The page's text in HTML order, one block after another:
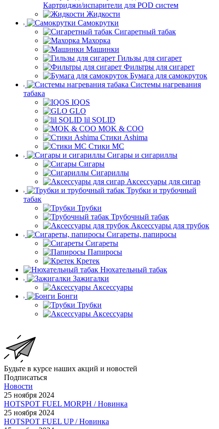
Картриджи/испарители для POD систем
Жидкости
Самокрутки
Сигаретный табак
Махорка
Машинки
Гильзы для сигарет
Фильтры для сигарет
Бумага для самокруток
Системы нагревания
табака
IQOS
GLO
lil SOLID
MOK & COO
Стики Ashima
Стики MC
Сигары и сигариллы
Сигары
Сигариллы
Аксессуары для сигар
Трубки и трубочный
табак
Трубки
Трубочный табак
Аксессуары для трубок
Сигареты, папиросы
Сигареты
Папиросы
Кретек
Нюхательный табак
Зажигалки
Аксессуары
Бонги
Трубки
Аксессуары
Будьте в курсе наших акций и новостей
Подписаться
Новости
25 ноября 2024
HOTSPOT FUEL MORPH / Новинка
25 ноября 2024
HOTSPOT FUEL UP / Новинка